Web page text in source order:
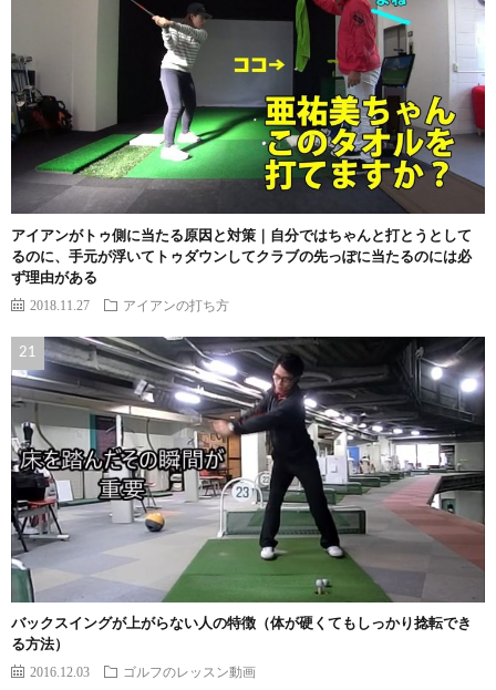
アイアンがトゥ側に当たる原因と対策｜自分ではちゃんと打とうとして
るのに、手元が浮いてトゥダウンしてクラブの先っぽに当たるのには必
ず理由がある
2018.11.27 アイアンの打ち方
バックスイングが上がらない人の特徴（体が硬くてもしっかり捻転でき
る方法）
2016.12.03 ゴルフのレッスン動画